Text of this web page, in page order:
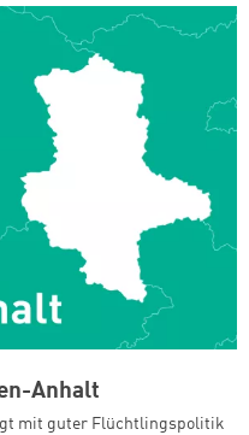
Anhalt
mit guter Flüchtlingspolitik